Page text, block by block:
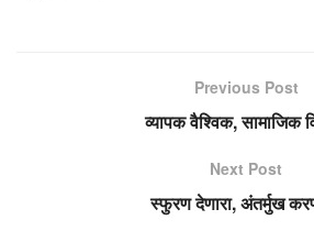
Previous Post
व्यापक वैश्विक, सामाजिक
Next Post
स्फुरण देणारा, अंतर्मुख